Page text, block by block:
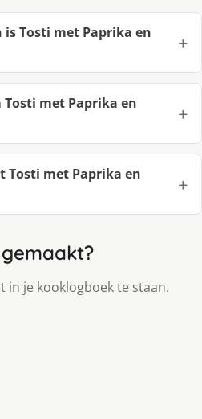
is Tosti met Paprika en
met Paprika en
Tosti met Paprika en
je kooklogboek te staan.